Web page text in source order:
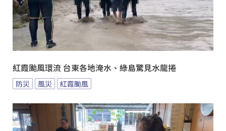
紅霞颱風環流 台東各地淹水、綠島驚見水龍捲
防災 風災 紅霞颱風